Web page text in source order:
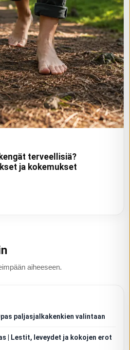
terveellisiä?
ja kokemukset
aiheeseen.
paljasjalkakenkien valintaan
| Lestit, leveydet ja kokojen erot